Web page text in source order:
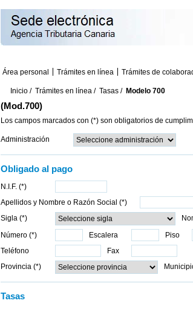
Área personal Trámites en línea Trámites de
Inicio / Trámites en línea / Tasas / Modelo 700
(Mod.700)
Los campos marcados con (*) son obligatorios de
Administración
Obligado al pago
N.I.F. (*)
Apellidos y Nombre o Razón Social (*)
Sigla (*)
Número (*)
Escalera Piso
Teléfono
Fax
Provincia (*)
Tasas